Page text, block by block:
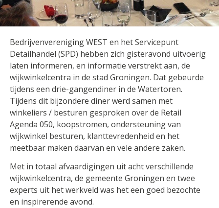
Bedrijvenvereniging WEST en het Servicepunt
Detailhandel (SPD) hebben zich gisteravond uitvoerig
laten informeren, en informatie verstrekt aan, de
wijkwinkelcentra in de stad Groningen. Dat gebeurde
tijdens een drie-gangendiner in de Watertoren.
Tijdens dit bijzondere diner werd samen met
winkeliers / besturen gesproken over de Retail
Agenda 050, koopstromen, ondersteuning van
wijkwinkel besturen, klanttevredenheid en het
meetbaar maken daarvan en vele andere zaken.
Met in totaal afvaardigingen uit acht verschillende
wijkwinkelcentra, de gemeente Groningen en twee
experts uit het werkveld was het een goed bezochte
en inspirerende avond.